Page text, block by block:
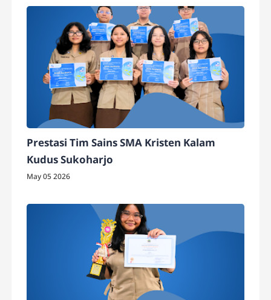
Prestasi Tim Sains SMA Kristen Kalam
Kudus Sukoharjo
May 05 2026